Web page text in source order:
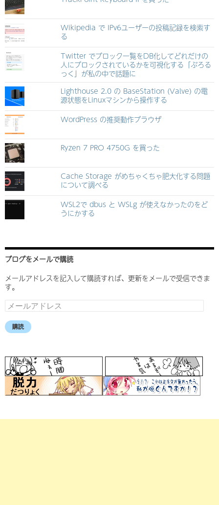
Wikipedia で IPv6ユーザーの投稿記録を検索す
る
Twitter でブロック一覧をDB化してどれだけの
人にブロックされているかを可視化する「ぶろる
っく」が私の中で話題に
Lighthouse 2.0 の BaseStation (Valve) の電
源状態をLinuxマシンから操作する
WordPress の推奨動作ブラウザ
Ryzen 7 PRO 4750G を買った
Cache Storage がめちゃくちゃ肥大化する問題
について調べる
WSL2で dbus と WSLg が使えなかったのをど
うにかする
ブログをメールで購読
メールアドレスを記入して購読すれば、更新をメールで受信できま
す。
メ
ー
ル
ア
ス
購読